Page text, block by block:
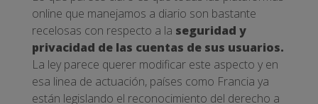
online que manejamos a diario son bastante
recelosas con respecto a la seguridad y
privacidad de las cuentas de sus usuarios.
La ley parece querer modificar este aspecto y en
esa linea de actuación, países como Francia ya
están legislando el reconocimiento del derecho a